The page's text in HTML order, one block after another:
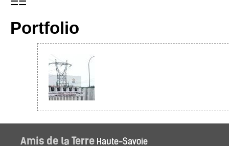
Portfolio